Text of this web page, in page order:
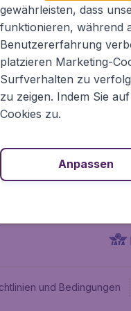
Flugladen.de
Informationen
und Bedingungen
gewährleisten, dass
funktionieren, während
Benutzererfahrung
platzieren Marketing-
Surfverhalten zu
zu zeigen. Indem Sie
Cookies zu.
Anpassen